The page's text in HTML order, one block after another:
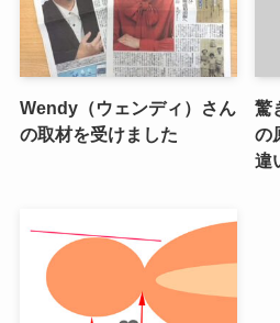
Wendy（ウェンディ）さん
の取材を受けました
驚
の
違